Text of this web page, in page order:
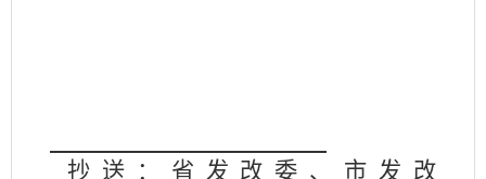
抄送：省发改委、市发改